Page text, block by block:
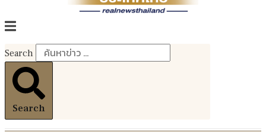
Search
Search